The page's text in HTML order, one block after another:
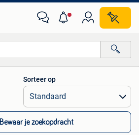
Alle afstanden…
Sorteer op
Bewaar je zoekopdracht